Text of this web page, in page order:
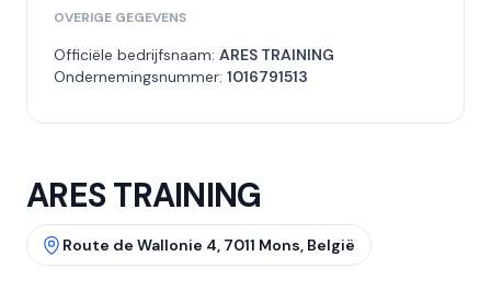
OVERIGE GEGEVENS
Officiële bedrijfsnaam: ARES TRAINING
Ondernemingsnummer: 1016791513
ARES TRAINING
Route de Wallonie 4, 7011 Mons, België